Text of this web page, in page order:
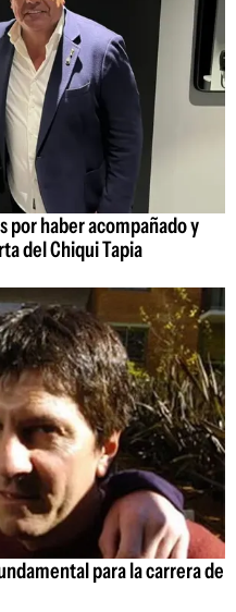
por haber acompañado y
del Chiqui Tapia
para la carrera de